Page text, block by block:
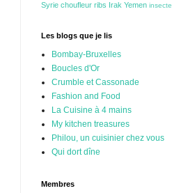
Syrie choufleur ribs Irak Yemen insecte
Les blogs que je lis
Bombay-Bruxelles
Boucles d'Or
Crumble et Cassonade
Fashion and Food
La Cuisine à 4 mains
My kitchen treasures
Philou, un cuisinier chez vous
Qui dort dîne
Membres